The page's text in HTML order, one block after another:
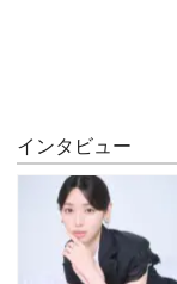
インタビュー